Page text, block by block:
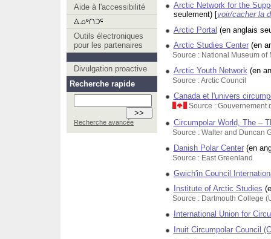
Aide à l'accessibilité
Outils électroniques
pour les partenaires
Divulgation proactive
Recherche rapide
Recherche avancée
Arctic Network for the
seulement)[voir/cacher la
Arctic Portal (en anglais
Arctic Studies Center (en
Source : National Museum of
Arctic Youth Network (en
Source : Arctic Council
Canada et l'univers
Source : Gouvernement
Circumpolar World, The –
Source : Walter and Duncan
Danish Polar Center (en
Source : East Greenland
Gwich'in Council
Institute of Arctic Studies
Source : Dartmouth College
International Union for
Inuit Circumpolar Council